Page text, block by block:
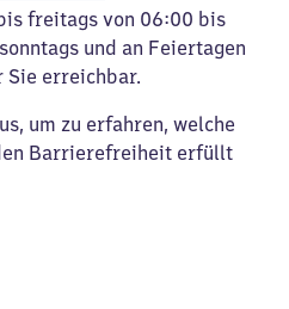
freitags von 06:00 bis
und an Feiertagen
erreichbar.
um zu erfahren, welche
Barrierefreiheit erfüllt